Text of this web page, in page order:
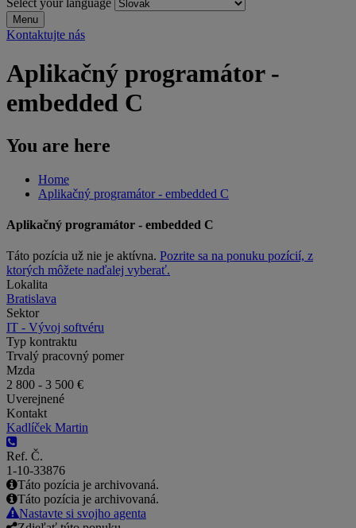
Select your language
Menu
Kontaktujte nás
Aplikačný programátor -
embedded C
You are here
Home
Aplikačný programátor - embedded C
Aplikačný programátor - embedded C
Táto pozícia už nie je aktívna. Pozrite sa na ponuku pozícií, z
ktorých môžete naďalej vyberať.
Lokalita
Bratislava
Sektor
IT - Vývoj softvéru
Typ kontraktu
Trvalý pracovný pomer
Mzda
2 800 - 3 500 €
Uverejnené
Kontakt
Kadlíček Martin
Ref. Č.
1-10-33876
Táto pozícia je archivovaná.
Táto pozícia je archivovaná.
Nastavte si svojho agenta